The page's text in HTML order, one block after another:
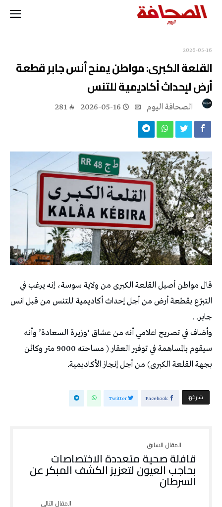
2026-05-16
القلعة الكبرى: مواطن يمنح أنس جابر قطعة
أرض لإحداث أكاديمية للتنس
2026-05-16
281
قال مواطن أصيل القلعة الكبرى من ولاية سوسة، إنه يرغب في
التبرّع بقطعة أرض من أجل إحداث أكاديمية للتنس من قبل انس
جابر. .
وأضاف في تصريح اعلامي أنه من عشاق ‘وزيرة السعادة’ وأنه
سيقوم بالمساهمة في توفير العقار ( مساحته 9000 متر وكائن
بجهة القلعة الكبرى) من أجل إنجاز الأكاديمية.
‫‫ شاركها‬ Facebook
Twitter
قافلة صحية متعددة الاختصاصات
بحاجب العيون لتعزيز الكشف المبكر عن
السرطان